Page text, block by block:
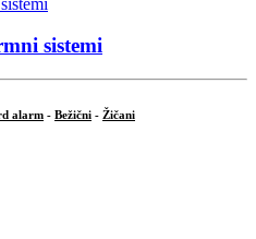
sistemi
alarm - Bežični - Žičani